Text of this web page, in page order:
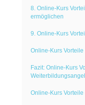
8. Online-Kurs
ermöglichen
9. Online-Kurs
Online-Kurs
Fazit: Online-Kurs
Online-Kurs